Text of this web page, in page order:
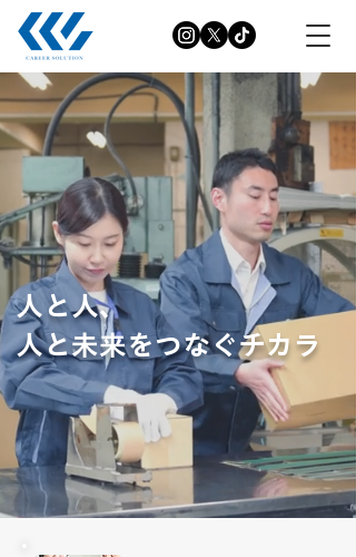
人と人、
人と未来をつなぐチカラ